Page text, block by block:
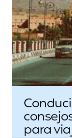
para